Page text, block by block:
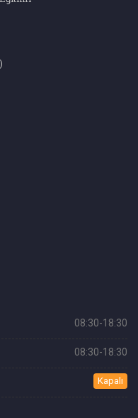
08:30-18:30
08:30-18:30
Kapalı